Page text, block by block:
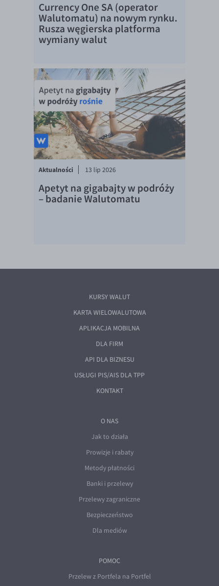
Currency One SA (operator
Walutomatu) na nowym rynku.
Rusza węgierska platforma
wymiany walut
Aktualności 13 lip 2026
Apetyt na gigabajty w podróży
– badanie Walutomatu
KURSY WALUT
KARTA WIELOWALUTOWA
APLIKACJA MOBILNA
DLA FIRM
API DLA BIZNESU
USŁUGI PIS/AIS DLA TPP
KONTAKT
O NAS
Jak to działa
Prowizje i rabaty
Metody płatności
Banki i przelewy
Przelewy zagraniczne
Bezpieczeństwo
Dla mediów
POMOC
Przelew z Portfela na Portfel